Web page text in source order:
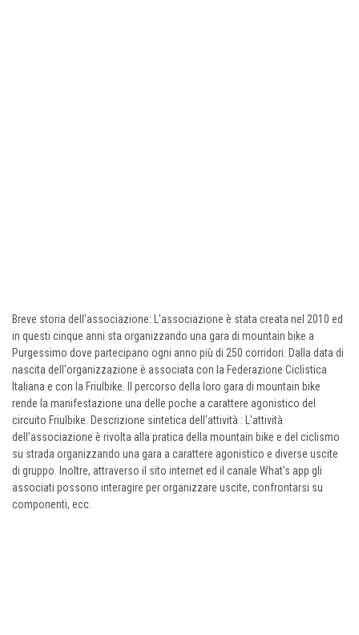
Breve storia dell'associazione: L'associazione è stata creata nel 2010 ed
in questi cinque anni sta organizzando una gara di mountain bike a
Purgessimo dove partecipano ogni anno più di 250 corridori. Dalla data di
nascita dell'organizzazione è associata con la Federazione Ciclistica
Italiana e con la Friulbike. Il percorso della loro gara di mountain bike
rende la manifestazione una delle poche a carattere agonistico del
circuito Friulbike. Descrizione sintetica dell'attività : L'attività
dell'associazione è rivolta alla pratica della mountain bike e del ciclismo
su strada organizzando una gara a carattere agonistico e diverse uscite
di gruppo. Inoltre, attraverso il sito internet ed il canale What's app gli
associati possono interagire per organizzare uscite, confrontarsi su
componenti, ecc.